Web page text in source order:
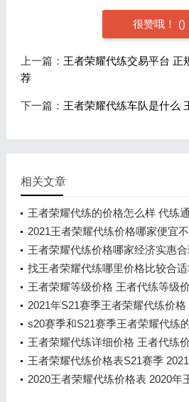
很赞哦！ ()
上一篇： 王者荣耀代练交易平台 正
荐
下一篇： 王者荣耀代练车队是什么
相关文章
王者荣耀代练的价格怎么样 代练
宜
2021王者荣耀代练价格哪家便宜
王者荣耀代练价格哪家经济实惠
找王者荣耀代练哪里价格比较合
王者荣耀等级价格 王者代练等级
2021年S21赛季王者荣耀代练价
表明
s20赛季和S21赛季王者荣耀代练
王者荣耀代练详细价格 王者代练
王者荣耀代练价格表S21赛季
单价
2020王者荣耀代练价格表 2020年